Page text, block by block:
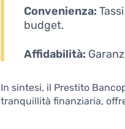
Convenienza:
budget.
Affidabilità:
In sintesi, il Prestito
tranquillità finanziaria,